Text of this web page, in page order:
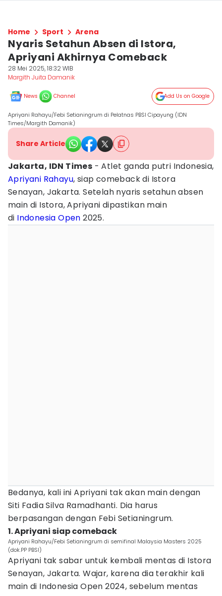
Home Sport Arena
Nyaris Setahun Absen di Istora,
Apriyani Akhirnya Comeback
28 Mei 2025, 18:32 WIB
Margith Juita Damanik
News Channel Add Us on Google
Apriyani Rahayu/Febi Setianingrum di Pelatnas PBSI Cipayung (IDN
Times/Margith Damanik)
Share Article
Jakarta, IDN Times - Atlet ganda putri Indonesia,
Apriyani Rahayu, siap comeback di Istora
Senayan, Jakarta. Setelah nyaris setahun absen
main di Istora, Apriyani dipastikan main
di Indonesia Open 2025.
Bedanya, kali ini Apriyani tak akan main dengan
Siti Fadia Silva Ramadhanti. Dia harus
berpasangan dengan Febi Setianingrum.
1. Apriyani siap comeback
Apriyani Rahayu/Febi Setianingrum di semifinal Malaysia Masters 2025
(dok.PP PBSI)
Apriyani tak sabar untuk kembali mentas di Istora
Senayan, Jakarta. Wajar, karena dia terakhir kali
main di Indonesia Open 2024, sebelum mentas